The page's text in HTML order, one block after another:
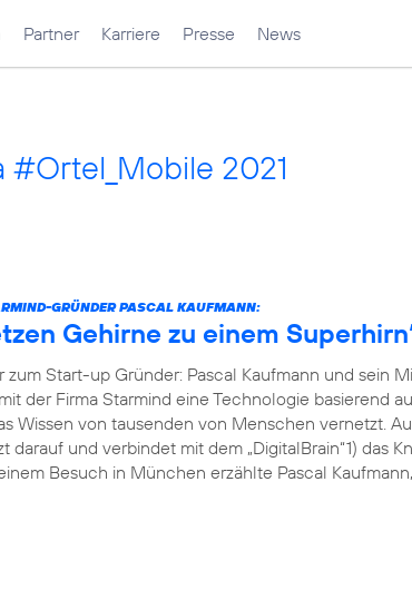
Partner Karriere Presse News
2021
GRÜNDER PASCAL KAUFMANN:
Gehirne zu einem
zum Start-up Gründer: Pascal Kaufmann und sein
der Firma Starmind eine Technologie basierend
Wissen von tausenden von Menschen vernetzt.
darauf und verbindet mit dem „DigitalBrain“1) das
Besuch in München erzählte Pascal